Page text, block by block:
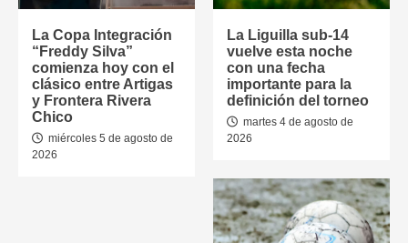
La Copa Integración
“Freddy Silva”
comienza hoy con el
clásico entre Artigas
y Frontera Rivera
Chico
miércoles 5 de agosto de
2026
La Liguilla sub-14
vuelve esta noche
con una fecha
importante para la
definición del torneo
martes 4 de agosto de
2026